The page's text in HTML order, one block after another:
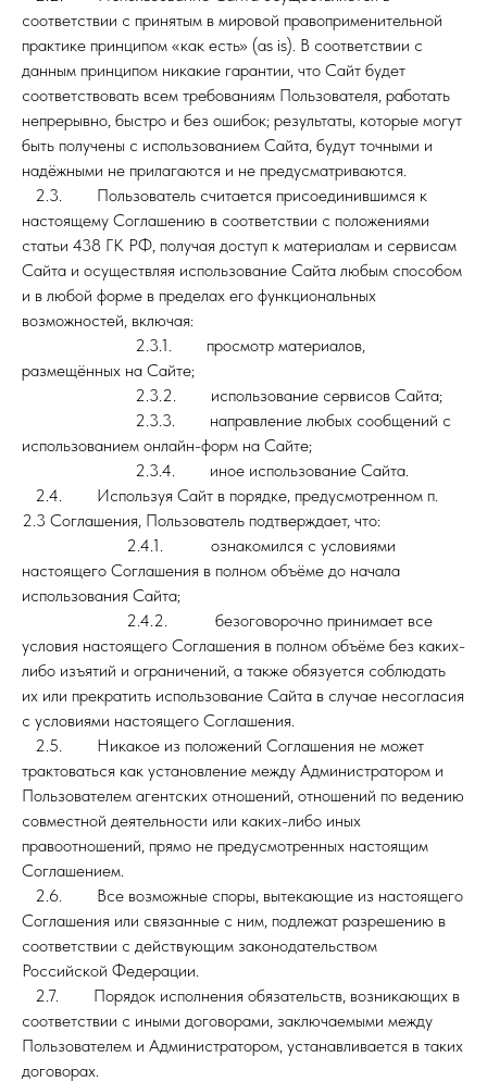
соответствии с принятым в мировой правоприменительной
практике принципом «как есть» (as is). В соответствии с
данным принципом никакие гарантии, что Сайт будет
соответствовать всем требованиям Пользователя, работать
непрерывно, быстро и без ошибок; результаты, которые могут
быть получены с использованием Сайта, будут точными и
надёжными не прилагаются и не предусматриваются.
2.3. Пользователь считается присоединившимся к
настоящему Соглашению в соответствии с положениями
статьи 438 ГК РФ, получая доступ к материалам и сервисам
Сайта и осуществляя использование Сайта любым способом
и в любой форме в пределах его функциональных
возможностей, включая:
2.3.1. просмотр материалов,
размещённых на Сайте;
2.3.2. использование сервисов Сайта;
2.3.3. направление любых сообщений с
использованием онлайн-форм на Сайте;
2.3.4. иное использование Сайта.
2.4. Используя Сайт в порядке, предусмотренном п.
2.3 Соглашения, Пользователь подтверждает, что:
2.4.1. ознакомился с условиями
настоящего Соглашения в полном объёме до начала
использования Сайта;
2.4.2. безоговорочно принимает все
условия настоящего Соглашения в полном объёме без каких-
либо изъятий и ограничений, а также обязуется соблюдать
их или прекратить использование Сайта в случае несогласия
с условиями настоящего Соглашения.
2.5. Никакое из положений Соглашения не может
трактоваться как установление между Администратором и
Пользователем агентских отношений, отношений по ведению
совместной деятельности или каких-либо иных
правоотношений, прямо не предусмотренных настоящим
Соглашением.
2.6. Все возможные споры, вытекающие из настоящего
Соглашения или связанные с ним, подлежат разрешению в
соответствии с действующим законодательством
Российской Федерации.
2.7. Порядок исполнения обязательств, возникающих в
соответствии с иными договорами, заключаемыми между
Пользователем и Администратором, устанавливается в таких
договорах.